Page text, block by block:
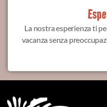
La nostra esperienza ti
vacanza senza